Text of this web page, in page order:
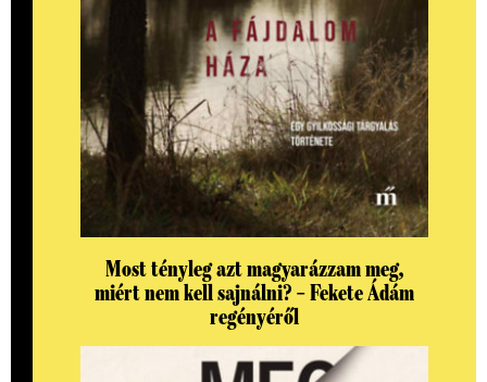
Most tényleg azt magyarázzam meg,
miért nem kell sajnálni? – Fekete Ádám
regényéről